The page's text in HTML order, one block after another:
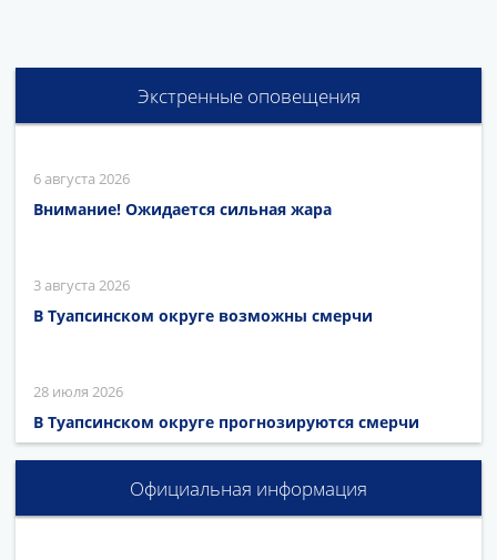
Экстренные оповещения
6 августа 2026
Внимание! Ожидается сильная жара
3 августа 2026
В Туапсинском округе возможны смерчи
28 июля 2026
В Туапсинском округе прогнозируются смерчи
Официальная информация